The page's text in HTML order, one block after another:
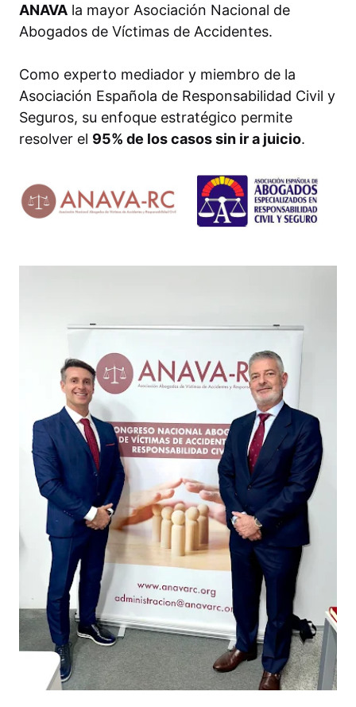
ANAVA la mayor Asociación Nacional de
Abogados de Víctimas de Accidentes.
Como experto mediador y miembro de la
Asociación Española de Responsabilidad Civil y
Seguros, su enfoque estratégico permite
resolver el 95% de los casos sin ir a juicio.